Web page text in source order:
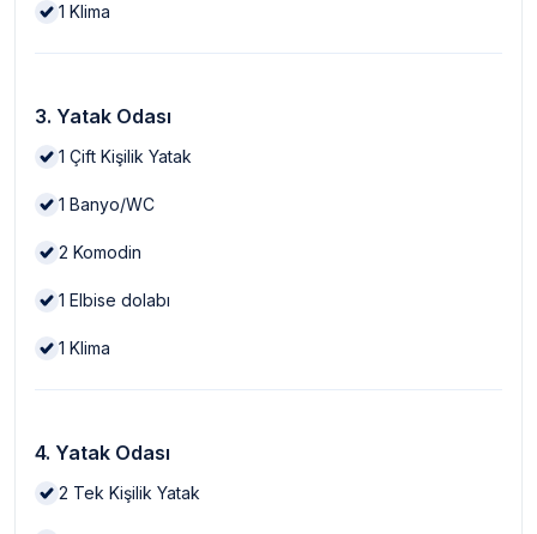
1 Klima
3. Yatak Odası
1 Çift Kişilik Yatak
1 Banyo/WC
2 Komodin
1 Elbise dolabı
1 Klima
4. Yatak Odası
2 Tek Kişilik Yatak